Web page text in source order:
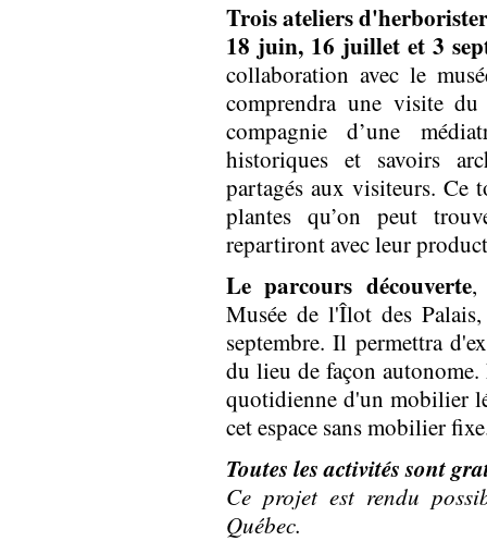
Trois ateliers
18 juin, 16 juillet et 3
collaboration avec le
comprendra une visite
compagnie d’une
historiques et savoirs
partagés aux visiteurs. Ce
plantes qu’on peut
repartiront avec leur
Le parcours découverte,
Musée de l'Îlot des
septembre. Il permettra
du lieu de façon autonome.
quotidienne d'un mobilier
cet espace sans mobilier
Toutes les activités sont
Ce projet est rendu
Québec.